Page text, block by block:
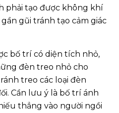
phải tạo được không khí
gũi tránh tạo cảm giác
bố trí có diện tích nhỏ,
đèn treo nhỏ cho
treo các loại đèn
Cần lưu ý là bố trí ánh
thẳng vào người ngồi